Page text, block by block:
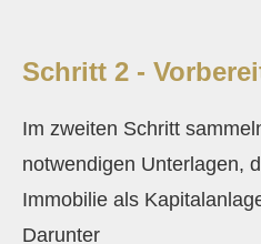
Schritt 2 -
Im zweiten Schritt
notwendigen Unterlagen,
Immobilie als
Darunter